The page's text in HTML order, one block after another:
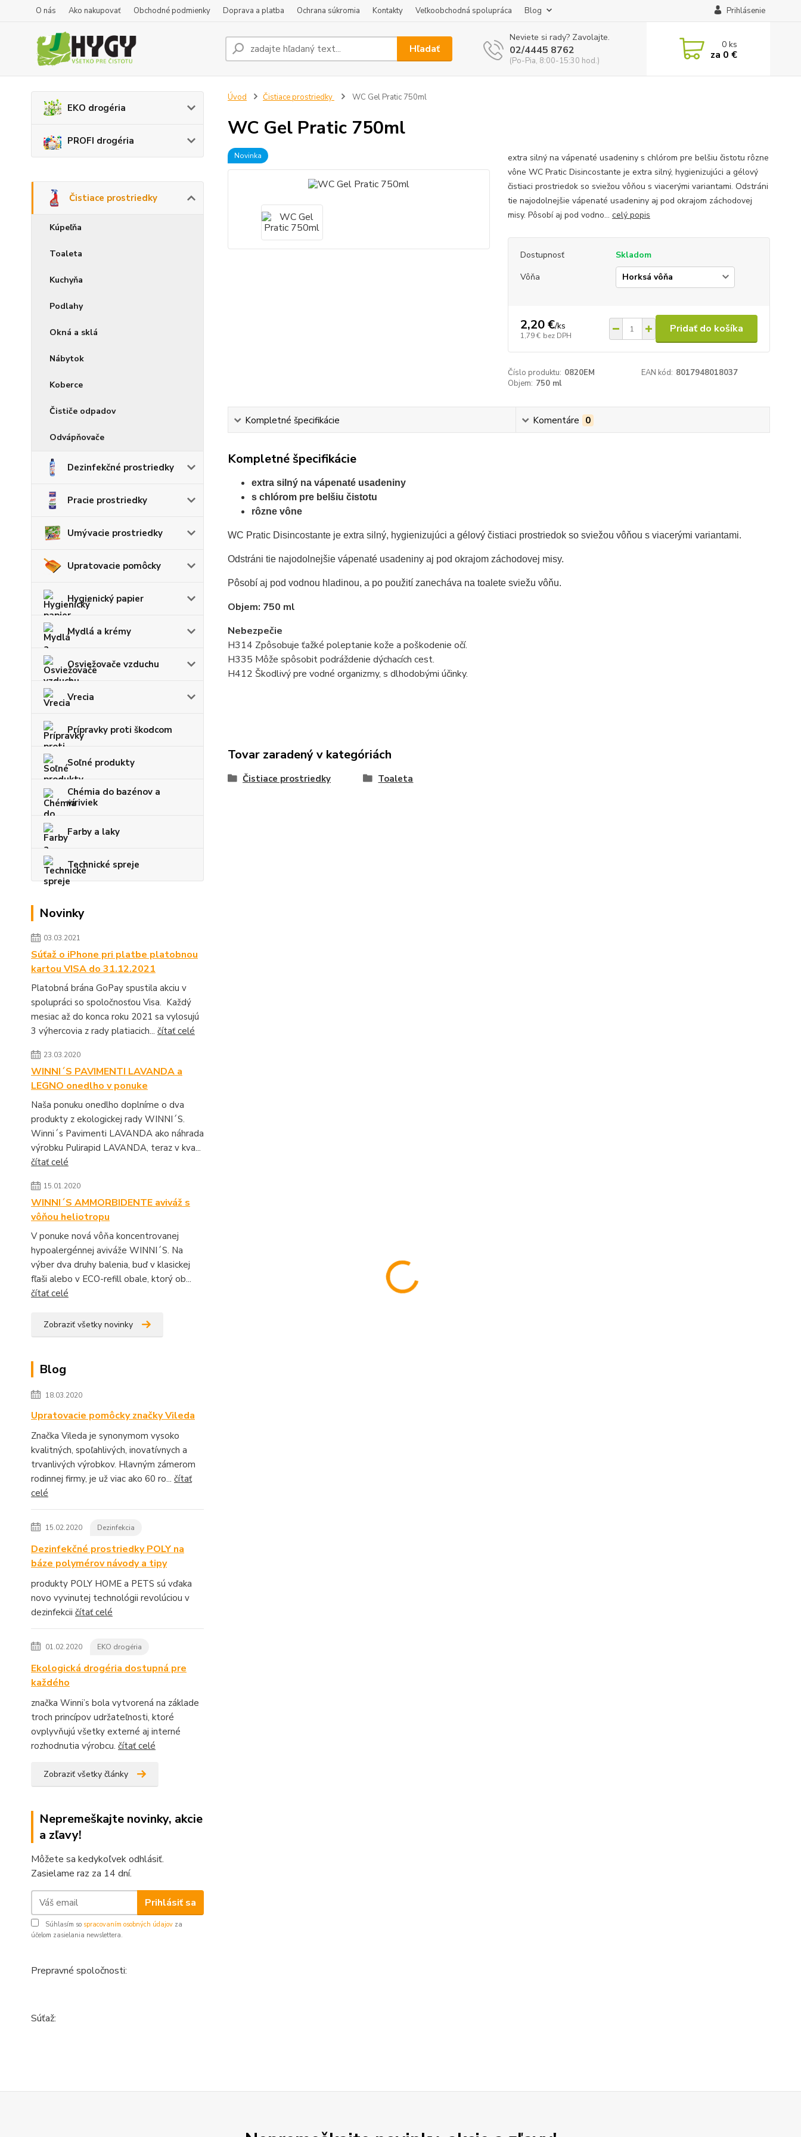
O nás Ako nakupovať Obchodné podmienky Doprava a platba Ochrana súkromia Kontakty Veľkoobchodná spolupráca Blog Prihlásenie
Hľadať
Neviete si rady? Zavolajte.
02/4445 8762
(Po-Pia, 8:00-15:30 hod.)
0ks
za 0 €
EKO drogéria
PROFI drogéria
Čistiace prostriedky
Kúpeľňa
Toaleta
Kuchyňa
Podlahy
Okná a sklá
Nábytok
Koberce
Čističe odpadov
Odvápňovače
Dezinfekčné prostriedky
Pracie prostriedky
Umývacie prostriedky
Upratovacie pomôcky
Hygienický papier
Mydlá a krémy
Osviežovače vzduchu
Vrecia
Prípravky proti škodcom
Soľné produkty
Chémia do bazénov a
víriviek
Farby a laky
Technické spreje
Novinky
03.03.2021
Súťaž o iPhone pri platbe platobnou
kartou VISA do 31.12.2021
Platobná brána GoPay spustila akciu v
spolupráci so spoločnosťou Visa. Každý
mesiac až do konca roku 2021 sa vylosujú
3 výhercovia z rady platiacich... čítať celé
23.03.2020
WINNI´S PAVIMENTI LAVANDA a
LEGNO onedlho v ponuke
Naša ponuku onedlho doplníme o dva
produkty z ekologickej rady WINNI´S.
Winni´s Pavimenti LAVANDA ako náhrada
výrobku Pulirapid LAVANDA, teraz v kva...
čítať celé
15.01.2020
WINNI´S AMMORBIDENTE aviváž s
vôňou heliotropu
V ponuke nová vôňa koncentrovanej
hypoalergénnej aviváže WINNI´S. Na
výber dva druhy balenia, buď v klasickej
fľaši alebo v ECO-refill obale, ktorý ob...
čítať celé
Zobraziť všetky novinky
Blog
18.03.2020
Upratovacie pomôcky značky Vileda
Značka Vileda je synonymom vysoko
kvalitných, spoľahlivých, inovatívnych a
trvanlivých výrobkov. Hlavným zámerom
rodinnej firmy, je už viac ako 60 ro... čítať
celé
15.02.2020 Dezinfekcia
Dezinfekčné prostriedky POLY na
báze polymérov návody a tipy
produkty POLY HOME a PETS sú vďaka
novo vyvinutej technológii revolúciou v
dezinfekcii čítať celé
01.02.2020 EKO drogéria
Ekologická drogéria dostupná pre
každého
značka Winni’s bola vytvorená na základe
troch princípov udržateľnosti, ktoré
ovplyvňujú všetky externé aj interné
rozhodnutia výrobcu. čítať celé
Zobraziť všetky články
Nepremeškajte novinky, akcie
a zľavy!
Môžete sa kedykoľvek odhlásiť.
Zasielame raz za 14 dní.
Prihlásiť sa
Súhlasím so spracovaním osobných údajov za
účelom zasielania newslettera.
Prepravné spoločnosti:
Súťaž:
Úvod Čistiace prostriedky WC Gel Pratic 750ml
WC Gel Pratic 750ml
Novinka
extra silný na vápenaté usadeniny s chlórom pre belšiu čistotu rôzne
vône WC Pratic Disincostante je extra silný, hygienizujúci a gélový
čistiaci prostriedok so sviežou vôňou s viacerými variantami. Odstráni
tie najodolnejšie vápenaté usadeniny aj pod okrajom záchodovej
misy. Pôsobí aj pod vodno... celý popis
Dostupnosť
Skladom
Vôňa
2,20 €/ks
1,79 € bez DPH
Pridať do košíka
Číslo produktu: 0820EM EAN kód: 8017948018037
Objem: 750 ml
Kompletné špecifikácie Komentáre 0
Kompletné špecifikácie
extra silný na vápenaté usadeniny
s chlórom pre belšiu čistotu
rôzne vône
WC Pratic Disincostante je extra silný, hygienizujúci a gélový čistiaci prostriedok so sviežou vôňou s viacerými variantami.
Odstráni tie najodolnejšie vápenaté usadeniny aj pod okrajom záchodovej misy.
Pôsobí aj pod vodnou hladinou, a po použití zanecháva na toalete sviežu vôňu.
Objem: 750 ml
Nebezpečie
H314 Zpôsobuje ťažké poleptanie kože a poškodenie očí.
H335 Môže spôsobit podráždenie dýchacích cest.
H412 Škodlivý pre vodné organizmy, s dlhodobými účinky.
Tovar zaradený v kategóriách
Čistiace prostriedky Toaleta